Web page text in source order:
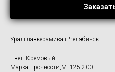
Уралглавкерамика г.Челябинск
Цвет: Кремовый
Марка прочности,M: 125-200